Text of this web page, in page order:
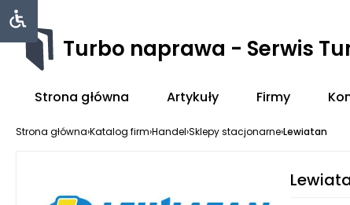
Turbo naprawa - Serwis
Strona główna Artykuły Firmy
Strona główna›Katalog firm›Handel›Sklepy stacjonarne›Lewiatan